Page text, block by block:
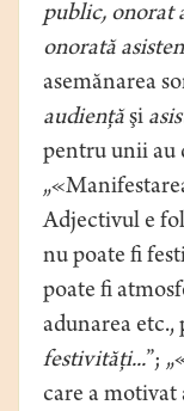
public, onorat
onorată
asemănarea
audienţăşi
pentru unii au
Adjectivul e
nu poate ﬁ
poate ﬁ
adunarea etc.,
festivităţi...”;
care a motivat